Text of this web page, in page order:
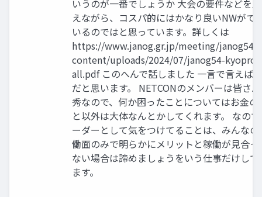
いうのが一番でしょうか 大会の要件などを
えながら、コスパ的にはかなり良いNWがで
いるのではと思っています。詳しくは
https://www.janog.gr.jp/meeting/janog54/
content/uploads/2024/07/janog54-kyopro-
all.pdf このへんで話しました 一言で言えば
だと思います。 NETCONのメンバーは皆さ
秀なので、何か困ったことについてはお金の
と以外は大体なんとかしてくれます。 なの
ーダーとして気をつけてることは、みんなの
働面のみで明らかにメリットと稼働が見合っ
ない場合は諦めましょうをいう仕事だけして
ます。